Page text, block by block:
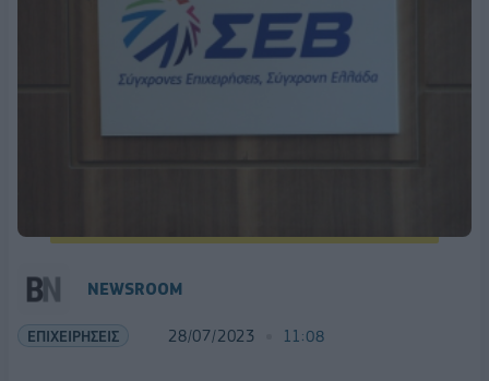
NEWSROOM
ΕΠΙΧΕΙΡΗΣΕΙΣ 28/07/2023 11:08